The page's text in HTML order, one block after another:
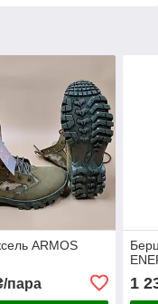
ARMOS
пара 1